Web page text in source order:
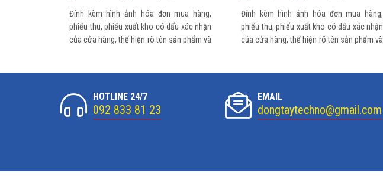
Đính kèm hình ảnh hóa đơn mua hàng,
phiếu thu, phiếu xuất kho có dấu xác nhận
của cửa hàng, thể hiện rõ tên sản phẩm và
Đính kèm hình ảnh hóa đơn mua hàng,
phiếu thu, phiếu xuất kho có dấu xác nhận
của cửa hàng, thể hiện rõ tên sản phẩm và
HOTLINE 24/7
092 833 81 23
EMAIL
dongtaytechno@gmail.com